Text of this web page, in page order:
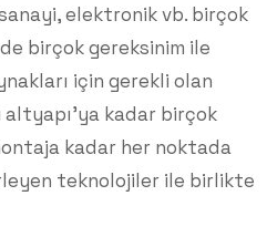
elektronik vb. birçok
birçok gereksinim ile
için gerekli olan
kadar birçok
kadar her noktada
teknolojiler ile birlikte